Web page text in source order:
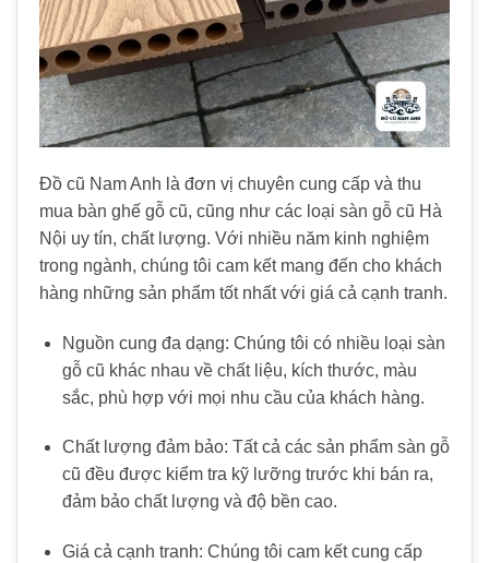
Đồ cũ Nam Anh là đơn vị chuyên cung cấp và thu
mua bàn ghế gỗ cũ, cũng như các loại sàn gỗ cũ Hà
Nội uy tín, chất lượng. Với nhiều năm kinh nghiệm
trong ngành, chúng tôi cam kết mang đến cho khách
hàng những sản phẩm tốt nhất với giá cả cạnh tranh.
Nguồn cung đa dạng: Chúng tôi có nhiều loại sàn
gỗ cũ khác nhau về chất liệu, kích thước, màu
sắc, phù hợp với mọi nhu cầu của khách hàng.
Chất lượng đảm bảo: Tất cả các sản phẩm sàn gỗ
cũ đều được kiểm tra kỹ lưỡng trước khi bán ra,
đảm bảo chất lượng và độ bền cao.
Giá cả cạnh tranh: Chúng tôi cam kết cung cấp